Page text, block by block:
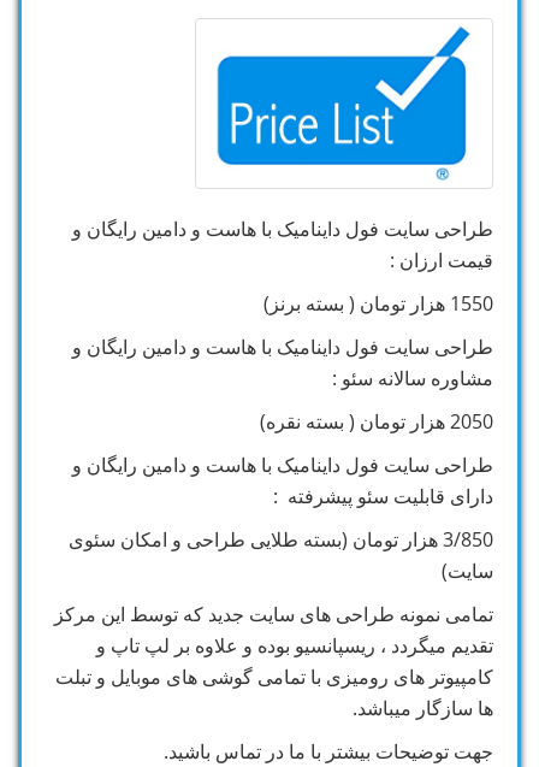
طراحی سایت فول داینامیک با هاست و دامین رایگان و
قیمت ارزان :
1550 هزار تومان ( بسته برنز)
طراحی سایت فول داینامیک با هاست و دامین رایگان و
مشاوره سالانه سئو :
2050 هزار تومان ( بسته نقره)
طراحی سایت فول داینامیک با هاست و دامین رایگان و
دارای قابلیت سئو پیشرفته :
3/850 هزار تومان (بسته طلایی طراحی و امکان سئوی
سایت)
تمامی نمونه طراحی های سایت جدید که توسط این مرکز
تقدیم میگردد ، ریسپانسیو بوده و علاوه بر لپ تاپ و
کامپیوتر های رومیزی با تمامی گوشی های موبایل و تبلت
ها سازگار میباشد.
جهت توضیحات بیشتر با ما در تماس باشید.